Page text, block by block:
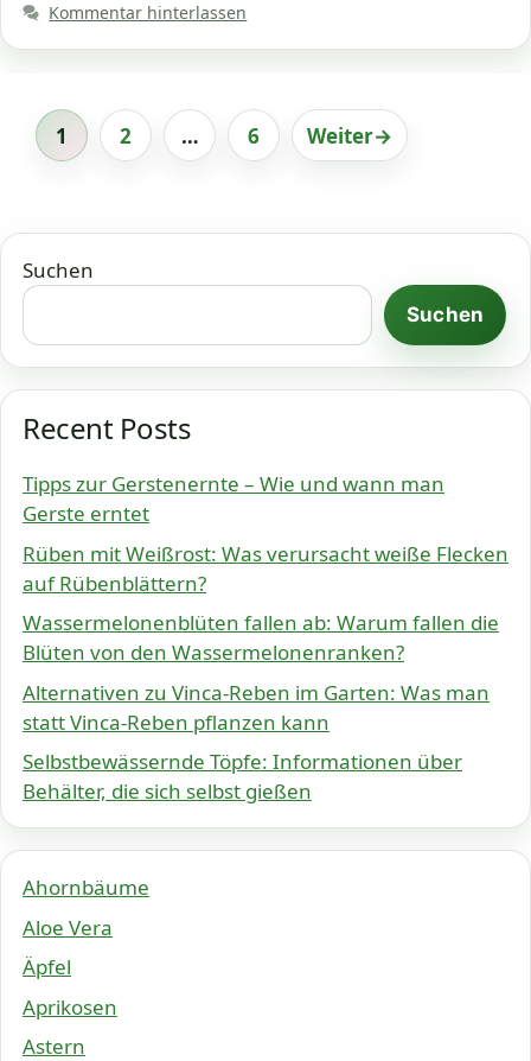
Kommentar hinterlassen
Seite
1 Seite
2 … Seite
6 Weiter→
Suchen
Suchen
Recent Posts
Tipps zur Gerstenernte – Wie und wann man
Gerste erntet
Rüben mit Weißrost: Was verursacht weiße Flecken
auf Rübenblättern?
Wassermelonenblüten fallen ab: Warum fallen die
Blüten von den Wassermelonenranken?
Alternativen zu Vinca-Reben im Garten: Was man
statt Vinca-Reben pflanzen kann
Selbstbewässernde Töpfe: Informationen über
Behälter, die sich selbst gießen
Ahornbäume
Aloe Vera
Äpfel
Aprikosen
Astern